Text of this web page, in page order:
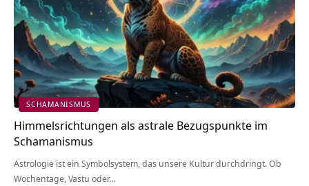
SCHAMANISMUS
Himmelsrichtungen als astrale Bezugspunkte im
Schamanismus
Astrologie ist ein Symbolsystem, das unsere Kultur durchdringt. Ob
Wochentage, Vastu oder…